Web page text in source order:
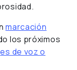
marcación
los próximos
de voz o